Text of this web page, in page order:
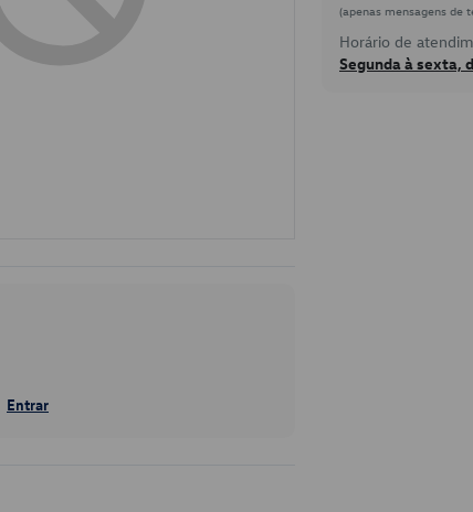
Entrar
(apenas mensagens de
Horário de
Segunda à sexta,